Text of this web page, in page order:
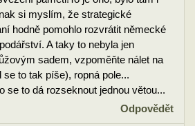
si myslím, že strategické
hodně pomohlo rozvrátit německé
A taky to nebyla jen
sadem, vzpoměňte nálet na
se to tak píše), ropná pole...
se to dá rozseknout jednou větou...
Odpovědět